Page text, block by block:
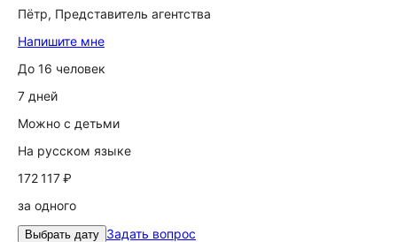
Пётр, Представитель агентства
Напишите мне
До 16 человек
7 дней
Можно с детьми
На русском языке
172 117 ₽
за одного
Выбрать дату Задать вопрос